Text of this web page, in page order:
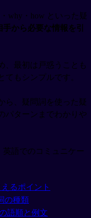
why・how といった疑
手から必要な情報を引
、最初は戸惑うことも
もシンプルです。
ら、疑問詞を使った疑
パターンまでわかりや
語でのコミュニケー
るポイント
の種類
語順と例文